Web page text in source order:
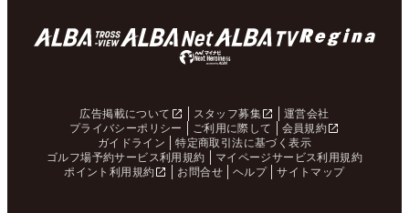
広告掲載について スタッフ募集
運営会社
プライバシーポリシー
ご利用に際して
会員規約
ガイドライン
特定商取引法に基づく表示
ゴルフ場予約サービス利用規約
マイページサービス利用規約
ポイント利用規約
お問合せ ヘルプ サイトマップ